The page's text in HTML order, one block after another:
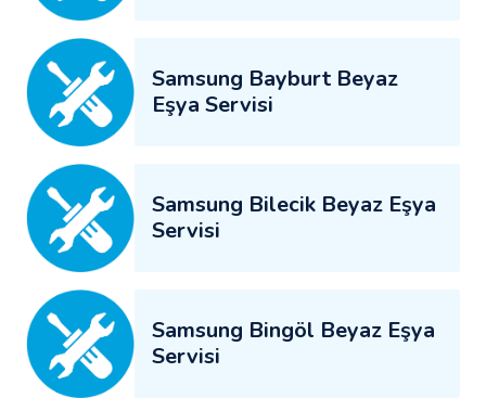
Samsung Bayburt Beyaz
Eşya Servisi
Samsung Bilecik Beyaz Eşya
Servisi
Samsung Bingöl Beyaz Eşya
Servisi